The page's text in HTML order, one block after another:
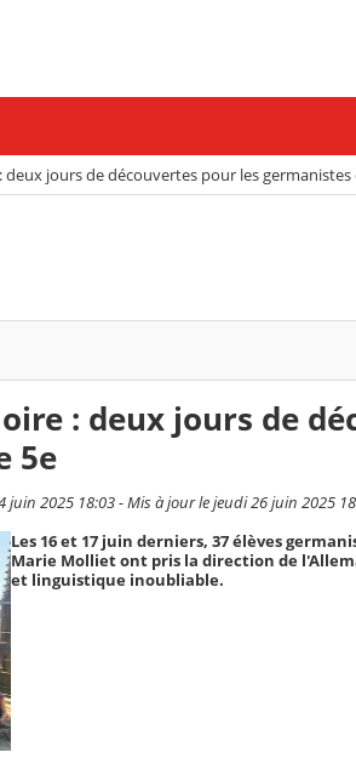
deux jours de découvertes pour les germanistes
: deux jours de
5e
juin 2025 18:03 - Mis à jour le jeudi 26 juin 2025
Les 16 et 17 juin derniers, 37 élèves
Marie Molliet ont pris la direction de
et linguistique inoubliable.